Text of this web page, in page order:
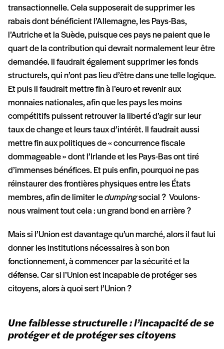
transactionnelle. Cela supposerait de supprimer les
rabais dont bénéficient l’Allemagne, les Pays-Bas,
l’Autriche et la Suède, puisque ces pays ne paient que le
quart de la contribution qui devrait normalement leur être
demandée. Il faudrait également supprimer les fonds
structurels, qui n’ont pas lieu d’être dans une telle logique.
Et puis il faudrait mettre fin à l’euro et revenir aux
monnaies nationales, afin que les pays les moins
compétitifs puissent retrouver la liberté d’agir sur leur
taux de change et leurs taux d’intérêt. Il faudrait aussi
mettre fin aux politiques de « concurrence fiscale
dommageable » dont l’Irlande et les Pays-Bas ont tiré
d’immenses bénéfices. Et puis enfin, pourquoi ne pas
réinstaurer des frontières physiques entre les États
membres, afin de limiter ledumpingsocial ? Voulons-
nous vraiment tout cela : un grand bond en arrière ?
Mais si l’Union est davantage qu’un marché, alors il faut lui
donner les institutions nécessaires à son bon
fonctionnement, à commencer par la sécurité et la
défense. Car si l’Union est incapable de protéger ses
citoyens, alors à quoi sert l’Union ?
Une faiblesse structurelle : l’incapacité de se
protéger et de protéger ses citoyens